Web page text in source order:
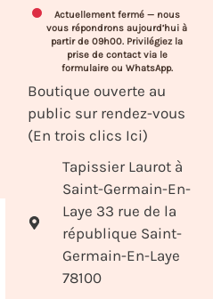
Actuellement fermé — nous
vous répondrons aujourd’hui à
partir de 09h00. Privilégiez la
prise de contact via le
formulaire ou WhatsApp.
Boutique ouverte au
public sur rendez-vous
(En trois clics Ici)
Tapissier Laurot à
Saint-Germain-En-
Laye 33 rue de la
république Saint-
Germain-En-Laye
78100